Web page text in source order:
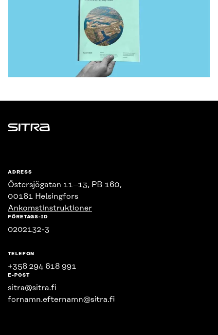
Sitra
ADRESS
Östersjögatan 11–13, PB 160,
00181 Helsingfors
Ankomstinstruktioner
FÖRETAGS-ID
0202132-3
TELEFON
+358 294 618 991
E-POST
sitra@sitra.fi
fornamn.efternamn@sitra.fi